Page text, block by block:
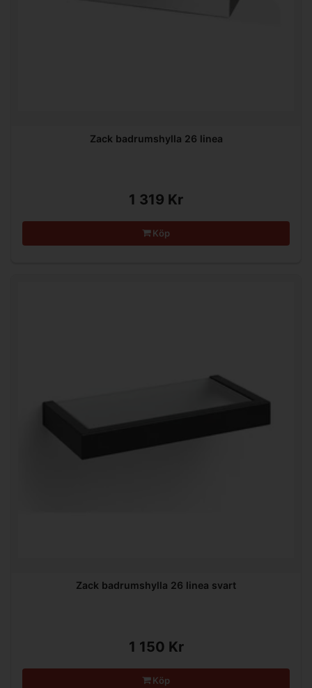
Zack badrumshylla 26 linea
1 319 Kr
Köp
Zack badrumshylla 26 linea svart
1 150 Kr
Köp